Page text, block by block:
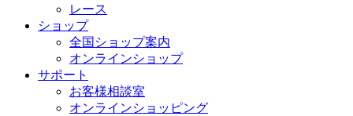
レース
ショップ
全国ショップ案内
オンラインショップ
サポート
お客様相談室
オンラインショッピング